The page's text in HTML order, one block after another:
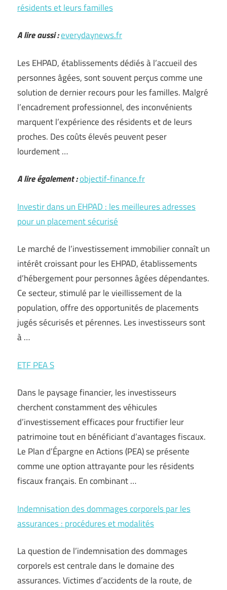
résidents et leurs familles
A lire aussi :everydaynews.fr
Les EHPAD, établissements dédiés à l’accueil des
personnes âgées, sont souvent perçus comme une
solution de dernier recours pour les familles. Malgré
l’encadrement professionnel, des inconvénients
marquent l’expérience des résidents et de leurs
proches. Des coûts élevés peuvent peser
lourdement …
A lire également :objectif-finance.fr
Investir dans un EHPAD : les meilleures adresses
pour un placement sécurisé
Le marché de l’investissement immobilier connaît un
intérêt croissant pour les EHPAD, établissements
d’hébergement pour personnes âgées dépendantes.
Ce secteur, stimulé par le vieillissement de la
population, offre des opportunités de placements
jugés sécurisés et pérennes. Les investisseurs sont
à …
ETF PEA S
Dans le paysage financier, les investisseurs
cherchent constamment des véhicules
d’investissement efficaces pour fructifier leur
patrimoine tout en bénéficiant d’avantages fiscaux.
Le Plan d’Épargne en Actions (PEA) se présente
comme une option attrayante pour les résidents
fiscaux français. En combinant …
Indemnisation des dommages corporels par les
assurances : procédures et modalités
La question de l’indemnisation des dommages
corporels est centrale dans le domaine des
assurances. Victimes d’accidents de la route, de